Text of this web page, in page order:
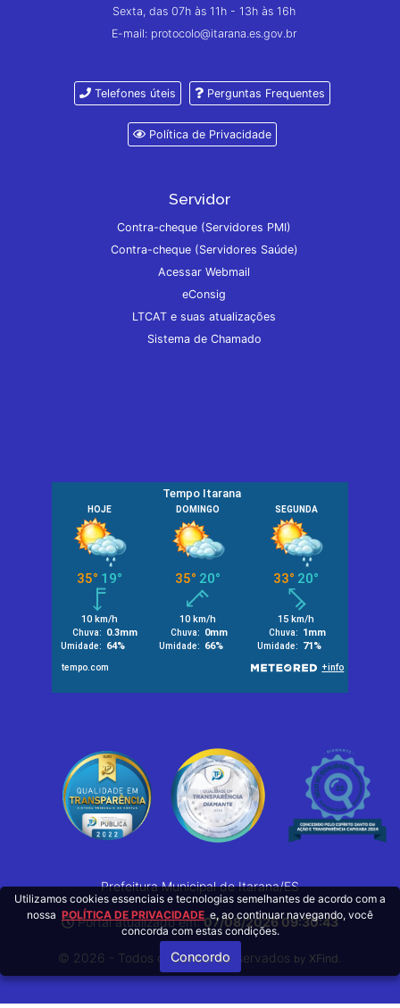
Sexta, das 07h às 11h - 13h às 16h
E-mail: protocolo@itarana.es.gov.br
Telefones úteis Perguntas Frequentes
Política de Privacidade
Servidor
Contra-cheque (Servidores PMI)
Contra-cheque (Servidores Saúde)
Acessar Webmail
eConsig
LTCAT e suas atualizações
Sistema de Chamado
Prefeitura Municipal de Itarana/ES
Portal atualizado em:07/08/2026 09:30:43
© 2026 - Todos os Direitos Reservados by XFind
Utilizamos cookies essenciais e tecnologias semelhantes de acordo com a
nossa POLÍTICA DE PRIVACIDADE e, ao continuar navegando, você
concorda com estas condições.
Concordo